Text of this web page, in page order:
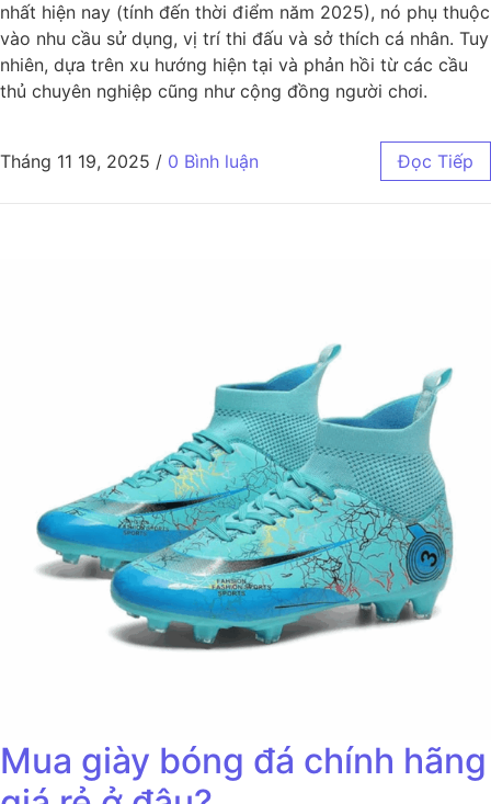
nhất hiện nay (tính đến thời điểm năm 2025), nó phụ thuộc
vào nhu cầu sử dụng, vị trí thi đấu và sở thích cá nhân. Tuy
nhiên, dựa trên xu hướng hiện tại và phản hồi từ các cầu
thủ chuyên nghiệp cũng như cộng đồng người chơi.
Tháng 11 19, 2025 / 0 Bình luận Đọc Tiếp
Mua giày bóng đá chính hãng